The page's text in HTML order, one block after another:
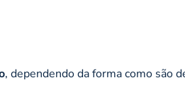
, dependendo da forma como são